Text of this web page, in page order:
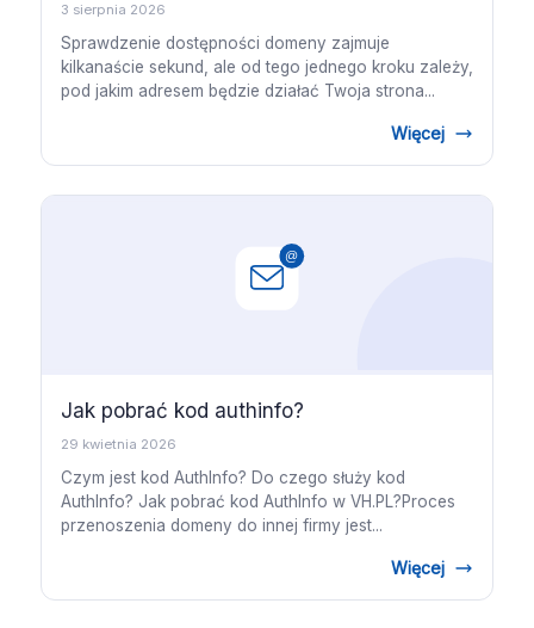
3 sierpnia 2026
Sprawdzenie dostępności domeny zajmuje
kilkanaście sekund, ale od tego jednego kroku zależy,
pod jakim adresem będzie działać Twoja strona...
Więcej
Jak pobrać kod authinfo?
29 kwietnia 2026
Czym jest kod AuthInfo? Do czego służy kod
AuthInfo? Jak pobrać kod AuthInfo w VH.PL?Proces
przenoszenia domeny do innej firmy jest...
Więcej